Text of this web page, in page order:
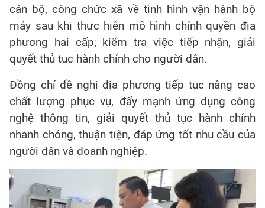
cán bộ, công chức xã về tình hình vận hành bộ
máy sau khi thực hiện mô hình chính quyền địa
phương hai cấp; kiểm tra việc tiếp nhận, giải
quyết thủ tục hành chính cho người dân.
Đồng chí đề nghị địa phương tiếp tục nâng cao
chất lượng phục vụ, đẩy mạnh ứng dụng công
nghệ thông tin, giải quyết thủ tục hành chính
nhanh chóng, thuận tiện, đáp ứng tốt nhu cầu của
người dân và doanh nghiệp.